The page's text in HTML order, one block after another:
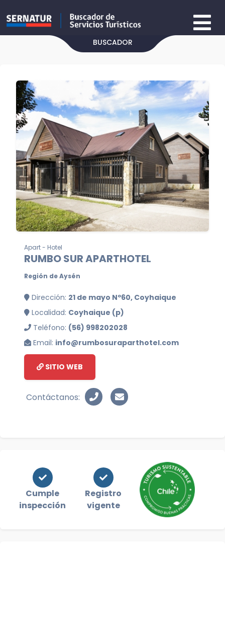
BUSCADOR
Apart - Hotel
RUMBO SUR APARTHOTEL
Región de Aysén
Dirección: 21 de mayo Nº60, Coyhaique
Localidad: Coyhaique (p)
Teléfono: (56) 998202028
Email: info@rumbosuraparthotel.com
SITIO WEB
Contáctanos:
Cumple
inspección
Registro
vigente